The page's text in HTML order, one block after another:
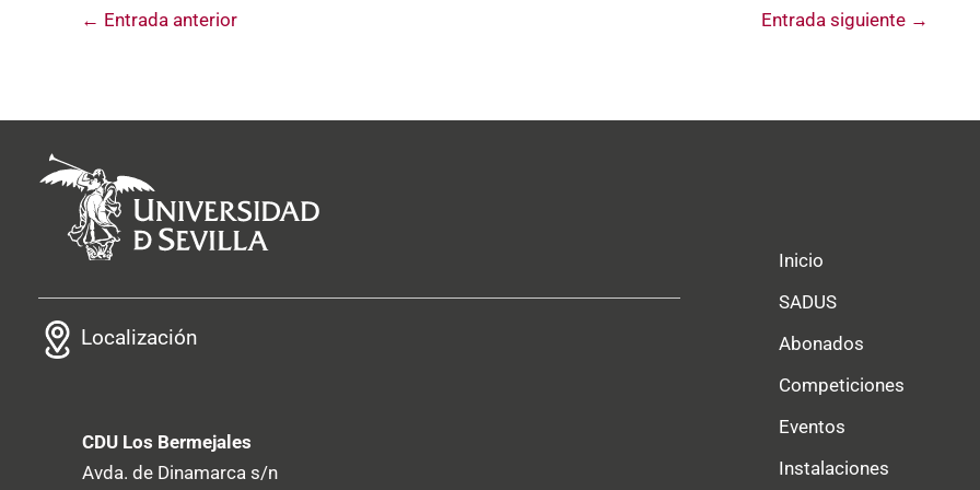
← Entrada anterior Entrada siguiente →
Localización
CDU Los Bermejales
Avda. de Dinamarca s/n
Inicio
SADUS
Abonados
Competiciones
Eventos
Instalaciones